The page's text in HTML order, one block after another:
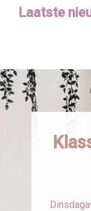
website
Laatste